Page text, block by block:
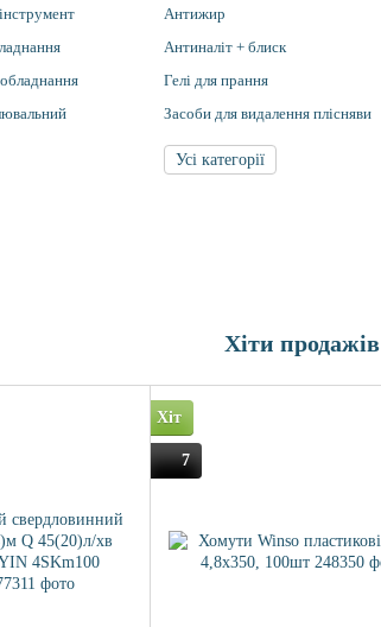
Антижир
Антиналіт + блиск
Гелі для прання
Засоби для видалення плісняви
Усі категорії
Хіти продажів
Хіт
7